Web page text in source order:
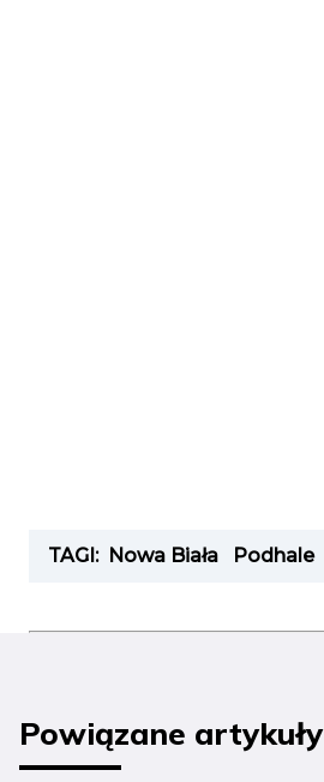
TAGI: Nowa Biała Podhale
Powiązane artykuły